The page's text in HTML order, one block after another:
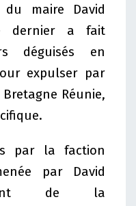
maire David
dernier a fait
déguisés en
expulser par
Réunie,
par la faction
par David
de la